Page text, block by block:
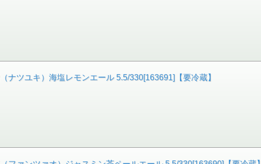
ナツユキ）海塩レモンエール 5.5/330[163691]【要冷蔵】